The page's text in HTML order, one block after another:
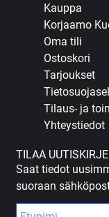
Kauppa
Korjaamo
Oma tili
Ostoskori
Tarjoukset
Tilaus- ja
Yhteystiedot
TILAA
Saat tiedot
suoraan